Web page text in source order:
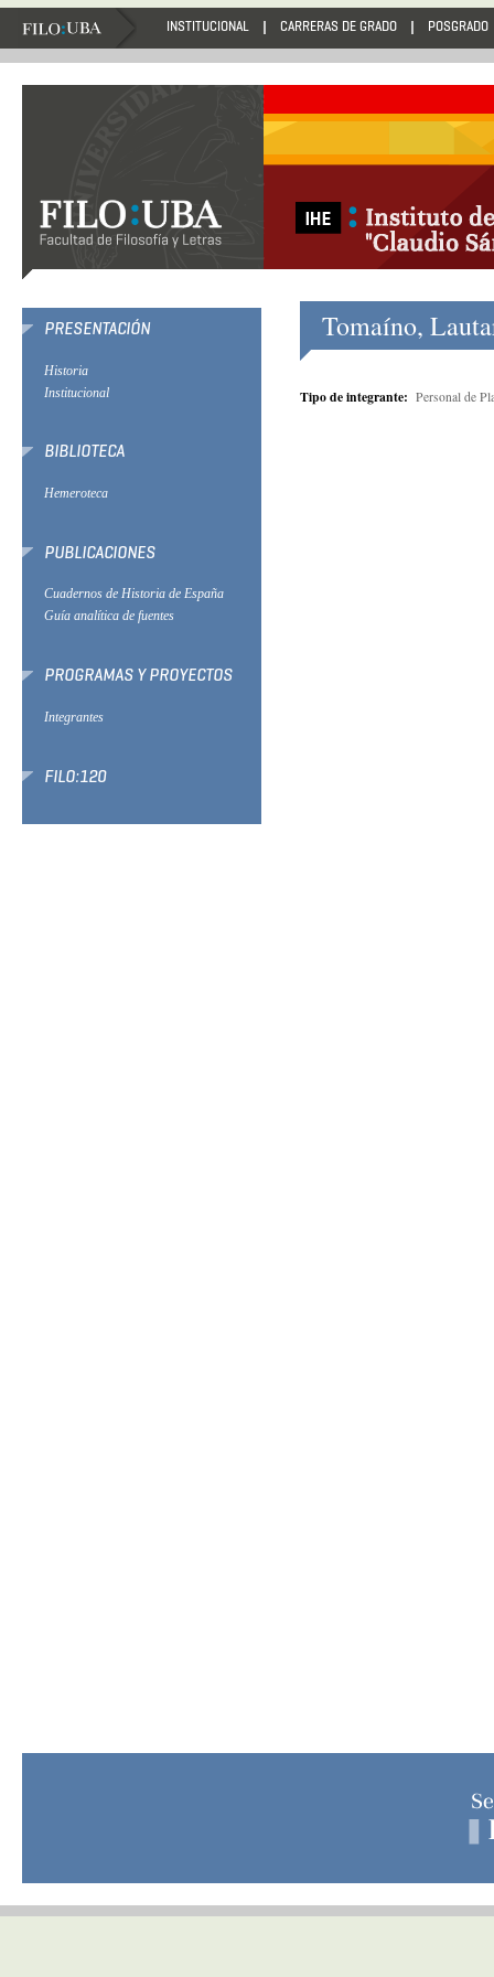
INSTITUCIONAL CARRERAS DE GRADO POSGRADO
PRESENTACIÓN
Historia
Institucional
BIBLIOTECA
Hemeroteca
PUBLICACIONES
Cuadernos de Historia de España
Guía analítica de fuentes
PROGRAMAS Y PROYECTOS
Integrantes
FILO:120
Tomaíno,
Tipo de integrante: Personal de